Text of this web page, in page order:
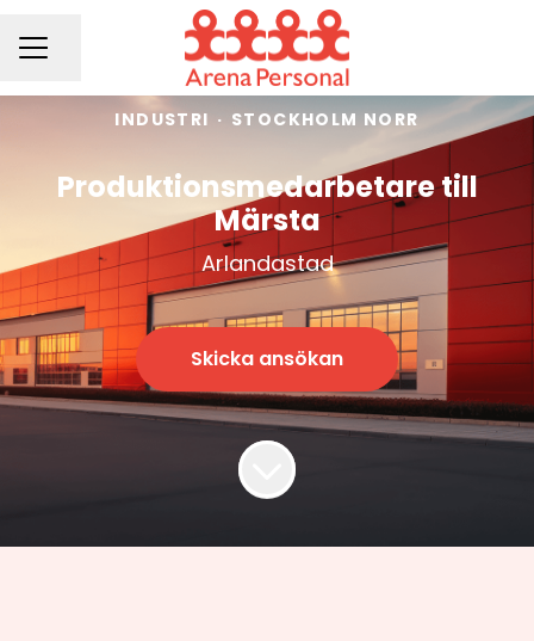
KARRIÄRMENY
Dela sidan
INDUSTRI · STOCKHOLM NORR
Produktionsmedarbetare till
Märsta
Arlandastad
Skicka ansökan